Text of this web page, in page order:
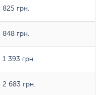
825 грн.
848 грн.
1 393 грн.
2 683 грн.